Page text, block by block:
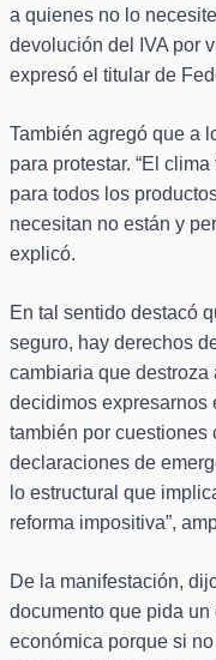
a quienes no lo
devolución del IVA por
expresó el titular de
También agregó que a
para protestar. “El
para todos los
necesitan no están y
explicó.
En tal sentido destacó
seguro, hay derechos
cambiaria que destroza
decidimos expresarnos
también por cuestiones
declaraciones de
lo estructural que
reforma impositiva”,
De la manifestación,
documento que pida
económica porque si